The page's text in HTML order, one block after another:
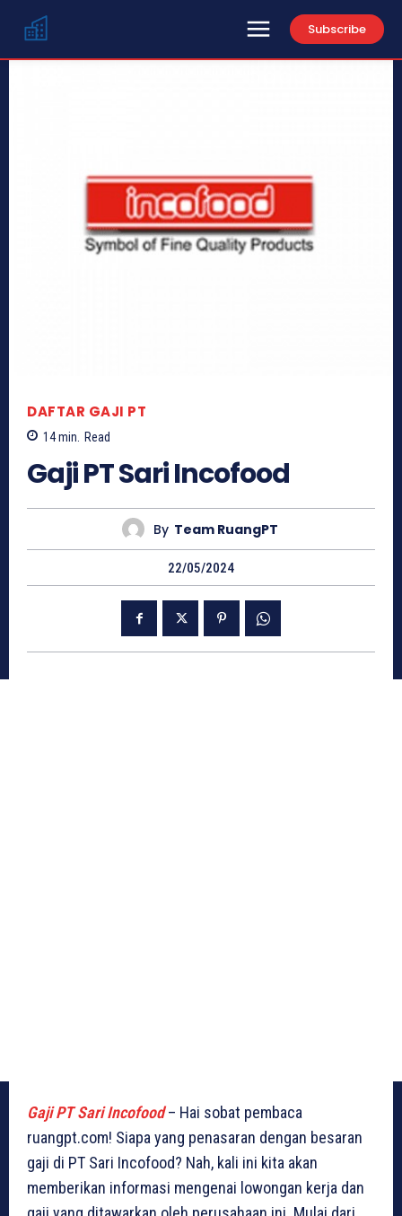
Subscribe
DAFTAR GAJI PT
14min. Read
Gaji PT Sari Incofood
By Team RuangPT
22/05/2024
Gaji PT Sari Incofood– Hai sobat pembaca
ruangpt.com! Siapa yang penasaran dengan besaran
gaji di PT Sari Incofood? Nah, kali ini kita akan
memberikan informasi mengenai lowongan kerja dan